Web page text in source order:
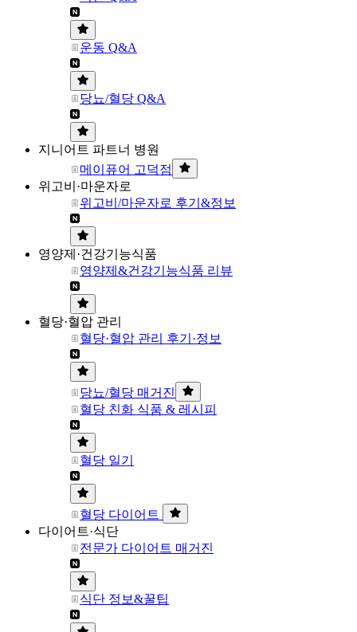
운동 Q&A
당뇨/혈당 Q&A
지니어트 파트너 병원
메이퓨어 고덕점
위고비·마운자로
위고비/마운자로 후기&정보
영양제·건강기능식품
영양제&건강기능식품 리뷰
혈당·혈압 관리
혈당·혈압 관리 후기·정보
당뇨/혈당 매거진
혈당 친화 식품 & 레시피
혈당 일기
혈당 다이어트
다이어트·식단
전문가 다이어트 매거진
식단 정보&꿀팁